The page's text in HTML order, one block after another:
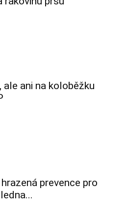
ale ani na koloběžku
prevence pro